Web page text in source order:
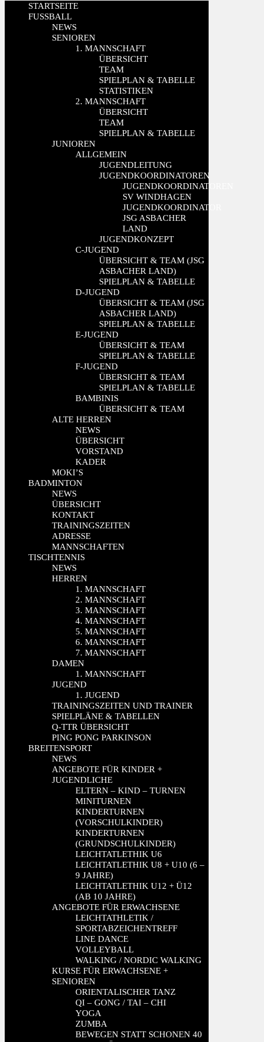
STARTSEITE
FUSSBALL
NEWS
SENIOREN
1. MANNSCHAFT
ÜBERSICHT
TEAM
SPIELPLAN & TABELLE
STATISTIKEN
2. MANNSCHAFT
ÜBERSICHT
TEAM
SPIELPLAN & TABELLE
JUNIOREN
ALLGEMEIN
JUGENDLEITUNG
JUGENDKOORDINATOREN
JUGENDKOORDINATOREN
SV WINDHAGEN
JUGENDKOORDINATOR
JSG ASBACHER
LAND
JUGENDKONZEPT
C-JUGEND
ÜBERSICHT & TEAM (JSG
ASBACHER LAND)
SPIELPLAN & TABELLE
D-JUGEND
ÜBERSICHT & TEAM (JSG
ASBACHER LAND)
SPIELPLAN & TABELLE
E-JUGEND
ÜBERSICHT & TEAM
SPIELPLAN & TABELLE
F-JUGEND
ÜBERSICHT & TEAM
SPIELPLAN & TABELLE
BAMBINIS
ÜBERSICHT & TEAM
ALTE HERREN
NEWS
ÜBERSICHT
VORSTAND
KADER
MOKI’S
BADMINTON
NEWS
ÜBERSICHT
KONTAKT
TRAININGSZEITEN
ADRESSE
MANNSCHAFTEN
TISCHTENNIS
NEWS
HERREN
1. MANNSCHAFT
2. MANNSCHAFT
3. MANNSCHAFT
4. MANNSCHAFT
5. MANNSCHAFT
6. MANNSCHAFT
7. MANNSCHAFT
DAMEN
1. MANNSCHAFT
JUGEND
1. JUGEND
TRAININGSZEITEN UND TRAINER
SPIELPLÄNE & TABELLEN
Q-TTR ÜBERSICHT
PING PONG PARKINSON
BREITENSPORT
NEWS
ANGEBOTE FÜR KINDER +
JUGENDLICHE
ELTERN – KIND – TURNEN
MINITURNEN
KINDERTURNEN
(VORSCHULKINDER)
KINDERTURNEN
(GRUNDSCHULKINDER)
LEICHTATLETHIK U6
LEICHTATLETHIK U8 + U10 (6 –
9 JAHRE)
LEICHTATLETHIK U12 + Ü12
(AB 10 JAHRE)
ANGEBOTE FÜR ERWACHSENE
LEICHTATHLETIK /
SPORTABZEICHENTREFF
LINE DANCE
VOLLEYBALL
WALKING / NORDIC WALKING
KURSE FÜR ERWACHSENE +
SENIOREN
ORIENTALISCHER TANZ
QI – GONG / TAI – CHI
YOGA
ZUMBA
BEWEGEN STATT SCHONEN 40